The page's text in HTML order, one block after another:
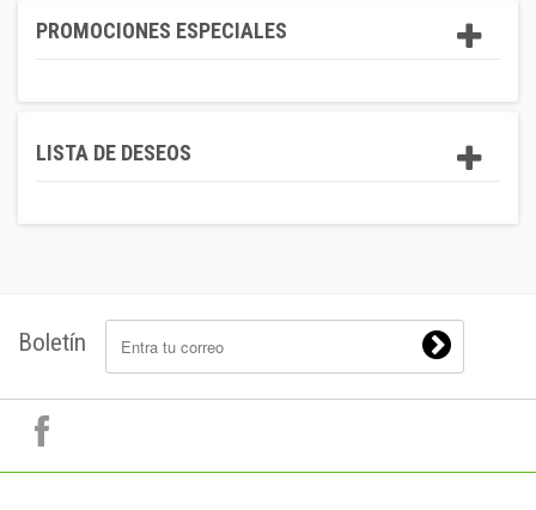
PROMOCIONES ESPECIALES
LISTA DE DESEOS
Boletín